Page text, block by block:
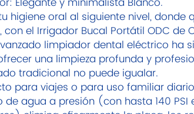
higiene oral al siguiente nivel, donde
con el Irrigador Bucal Portátil ODC de
limpiador dental eléctrico ha
una limpieza profunda y
tradicional no puede igualar.
para viajes o para uso familiar
de agua a presión (con hasta 140 PSI